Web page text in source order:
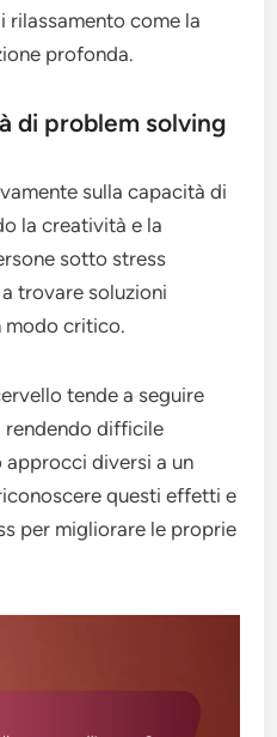
rilassamento come la
profonda.
di problem solving
sulla capacità di
la creatività e la
sotto stress
trovare soluzioni
modo critico.
tende a seguire
rendendo difficile
diversi a un
questi effetti e
per migliorare le proprie